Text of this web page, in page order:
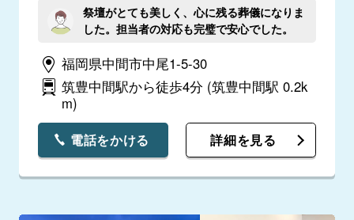
祭壇がとても美しく、心に残る葬儀になりま
した。担当者の対応も完璧で安心でした。
福岡県中間市中尾1-5-30
筑豊中間駅から徒歩4分 (筑豊中間駅 0.2k
m)
電話をかける 詳細を見る